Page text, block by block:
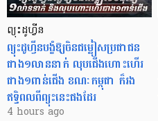
ព្យុះដូហ្វីន
ព្យុះដូហ្វីនបង្ខំឱ្យចិនជម្លៀសប្រជាជន
ជាង១លាននាក់ លុបជើងហោះហើរ
ជាង១ពាន់ជើង ខណៈកម្ពុជា ក៏រង
ឥទ្ធិពលពីព្យុះនេះផងដែរ
4 hours ago